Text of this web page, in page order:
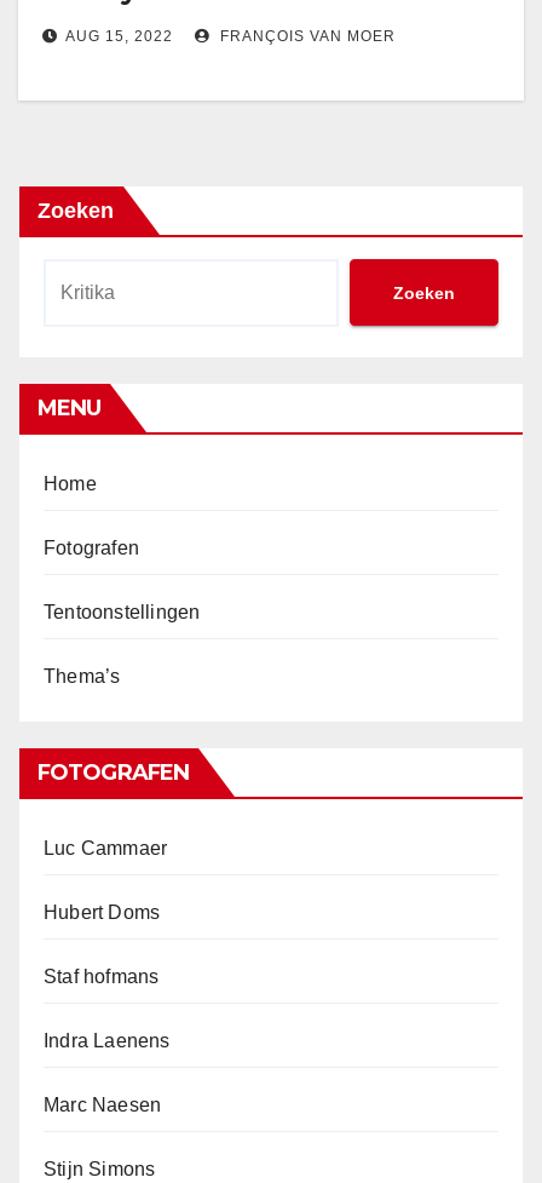
AUG 15, 2022 FRANÇOIS VAN MOER
Zoeken
Zoeken
MENU
Home
Fotografen
Tentoonstellingen
Thema’s
FOTOGRAFEN
Luc Cammaer
Hubert Doms
Staf hofmans
Indra Laenens
Marc Naesen
Stijn Simons